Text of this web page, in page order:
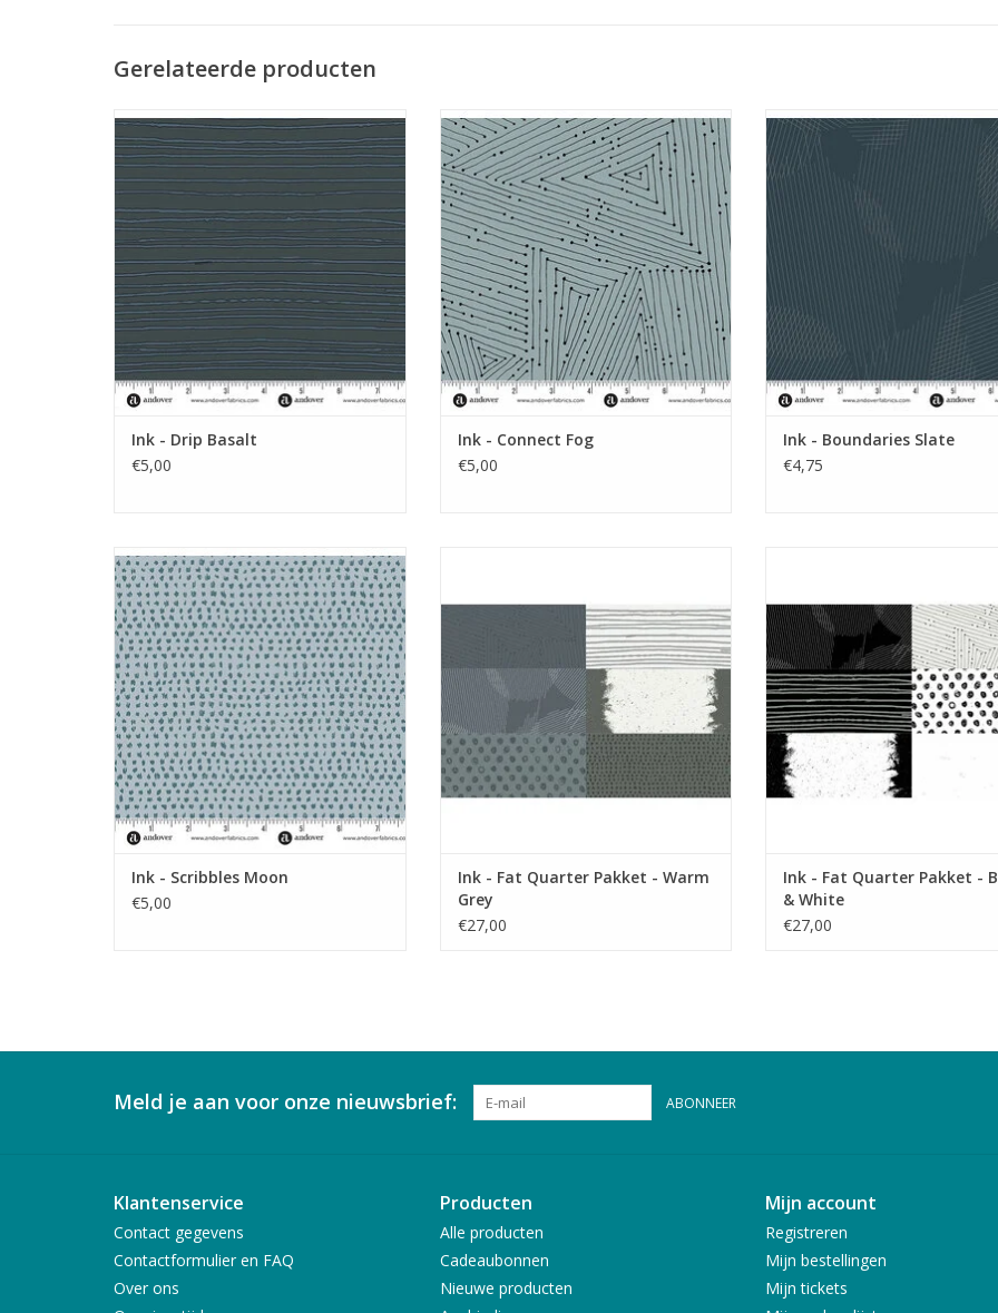
Gerelateerde producten
donkergrijs gestreepte stof
TOEVOEGEN AAN WINKELWAGEN
Ink - Drip Basalt
€5,00
grijs met lijnen
TOEVOEGEN AAN WINKELWAGEN
Ink - Connect Fog
€5,00
donkergrijs met cirkels van
TOEVOEGEN AAN
Ink - Boundaries Slate
€4,75
grijs met getekende blokjes
TOEVOEGEN AAN WINKELWAGEN
Ink - Scribbles Moon
€5,00
Ink - Fat Quarter Pakket - Warm
Grey
€27,00
Ink - Fat Quarter Pakket -
& White
€27,00
Meld je aan voor onze nieuwsbrief: ABONNEER
Klantenservice
Contact gegevens
Contactformulier en FAQ
Over ons
Producten
Alle producten
Cadeaubonnen
Nieuwe producten
Mijn account
Registreren
Mijn bestellingen
Mijn tickets